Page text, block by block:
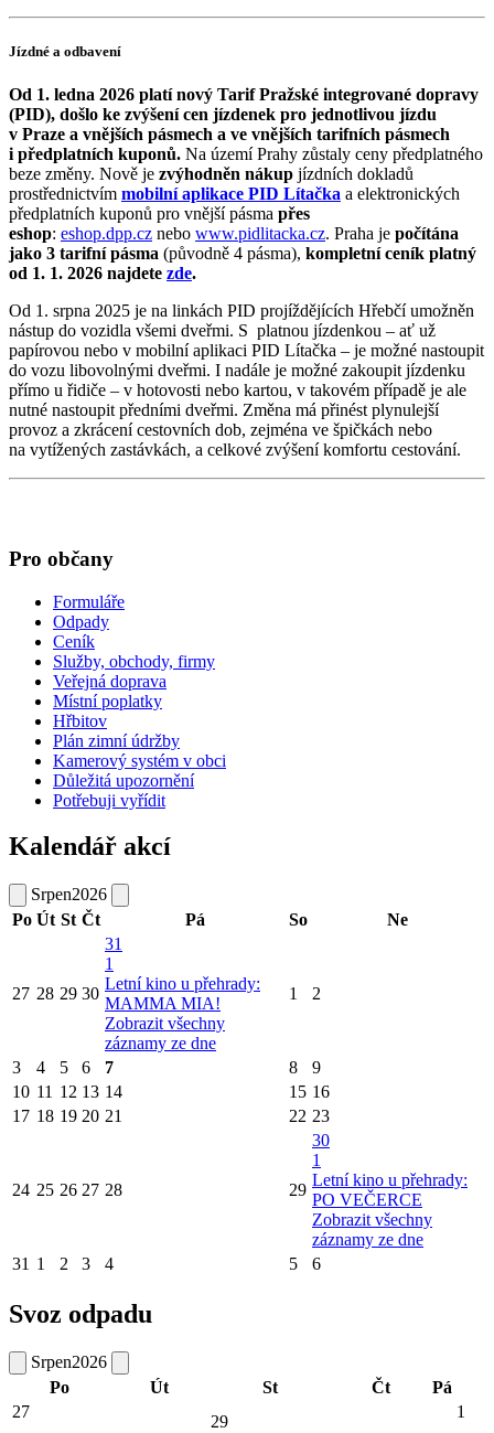
Jízdné a odbavení
Od 1. ledna 2026 platí nový Tarif Pražské integrované dopravy
(PID), došlo ke zvýšení cen jízdenek pro jednotlivou jízdu
v Praze a vnějších pásmech a ve vnějších tarifních pásmech
i předplatních kuponů. Na území Prahy zůstaly ceny předplatného
beze změny. Nově je zvýhodněn nákup jízdních dokladů
prostřednictvím mobilní aplikace PID Lítačka a elektronických
předplatních kuponů pro vnější pásma přes
eshop: eshop.dpp.cz nebo www.pidlitacka.cz. Praha je počítána
jako 3 tarifní pásma (původně 4 pásma), kompletní ceník platný
od 1. 1. 2026 najdete zde.
Od 1. srpna 2025 je na linkách PID projíždějících Hřebčí umožněn
nástup do vozidla všemi dveřmi. S platnou jízdenkou – ať už
papírovou nebo v mobilní aplikaci PID Lítačka – je možné nastoupit
do vozu libovolnými dveřmi. I nadále je možné zakoupit jízdenku
přímo u řidiče – v hotovosti nebo kartou, v takovém případě je ale
nutné nastoupit předními dveřmi. Změna má přinést plynulejší
provoz a zkrácení cestovních dob, zejména ve špičkách nebo
na vytížených zastávkách, a celkové zvýšení komfortu cestování.
Pro občany
Formuláře
Odpady
Ceník
Služby, obchody, firmy
Veřejná doprava
Místní poplatky
Hřbitov
Plán zimní údržby
Kamerový systém v obci
Důležitá upozornění
Potřebuji vyřídit
Kalendář akcí
Srpen2026
Po Út St Čt Pá So Ne
27 28 29 30
31
1
Letní kino u přehrady:
MAMMA MIA!
Zobrazit všechny
záznamy ze dne
1 2
3 4 5 6 7 8
9
10 11 12 13 14 15 16
17 18 19 20 21 22 23
24 25 26 27 28 29
30
1
Letní kino u přehrady:
PO VEČERCE
Zobrazit všechny
záznamy ze dne
31 1 2 3 4 5 6
Svoz odpadu
Srpen2026
Po
Út St Čt
Pá
27
29
1